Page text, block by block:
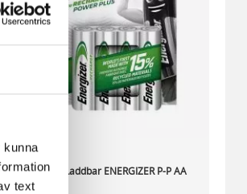
kunna
text
Batteri Laddbar ENERGIZER P-P AA
4/FP